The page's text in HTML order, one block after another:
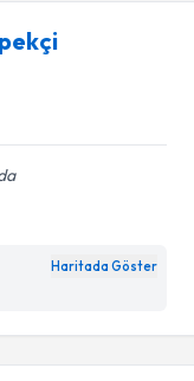
Haritada Göster